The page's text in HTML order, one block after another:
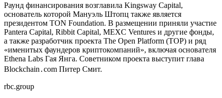
Раунд финансирования возглавила Kingsway Capital,
основатель которой Мануэль Штопц также является
президентом TON Foundation. В размещении приняли участие
Pantera Capital, Ribbit Capital, MEXC Ventures и другие фонды,
а также разработчик проекта The Open Platform (TOP) и ряд
«именитых фаундеров криптокомпаний», включая основателя
Ethena Labs Гая Янга. Советником проекта выступит глава
Blockchain․com Питер Смит.
rbc.group